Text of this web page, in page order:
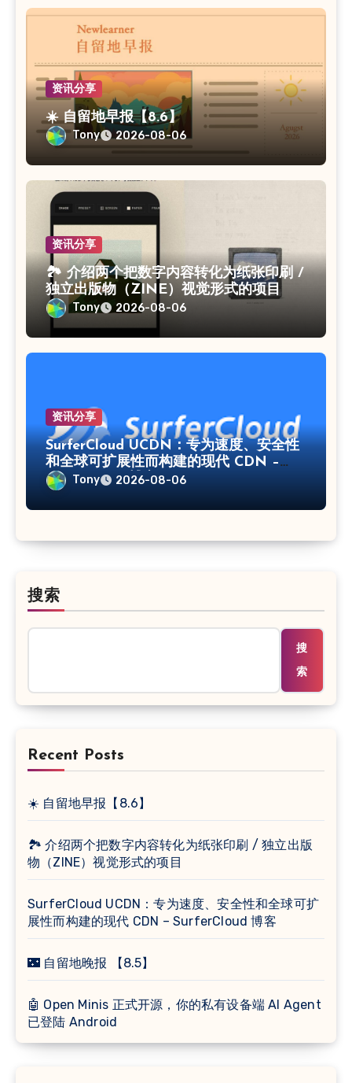
资讯分享
☀️ 自留地早报【8.6】
Tony 2026-08-06
资讯分享
🏞 介绍两个把数字内容转化为纸张印刷 /
独立出版物（ZINE）视觉形式的项目
Tony 2026-08-06
资讯分享
SurferCloud UCDN：专为速度、安全性
和全球可扩展性而构建的现代 CDN –
SurferCloud 博客
Tony 2026-08-06
搜索
搜
索
Recent Posts
☀️ 自留地早报【8.6】
🏞 介绍两个把数字内容转化为纸张印刷 / 独立出版
物（ZINE）视觉形式的项目
SurferCloud UCDN：专为速度、安全性和全球可扩
展性而构建的现代 CDN – SurferCloud 博客
🌃 自留地晚报 【8.5】
🤖 Open Minis 正式开源，你的私有设备端 AI Agent
已登陆 Android